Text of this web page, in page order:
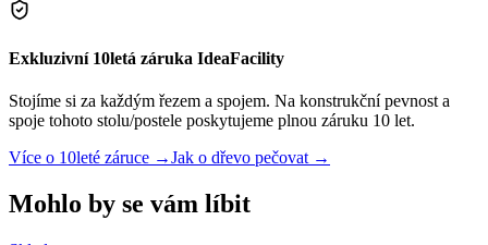
Exkluzivní 10letá záruka IdeaFacility
Stojíme si za každým řezem a spojem. Na konstrukční pevnost a
spoje tohoto stolu/postele poskytujeme plnou záruku 10 let.
Více o 10leté záruce →Jak o dřevo pečovat →
Mohlo by se vám líbit